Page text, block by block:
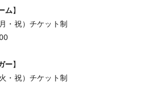
ム】
・祝）チケット制
ー】
・祝）チケット制